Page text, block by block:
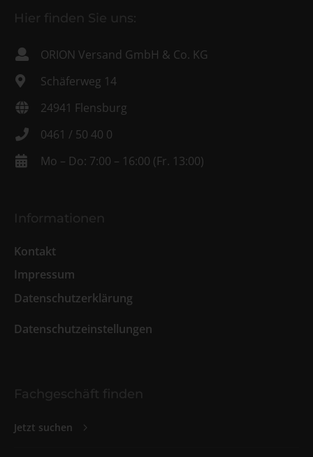
Hier finden Sie uns:
ORION Versand GmbH & Co. KG
Schäferweg 14
24941 Flensburg
0461 / 50 40 0
Mo – Do: 7:00 – 16:00 (Fr. 13:00)
Informationen
Kontakt
Impressum
Datenschutzerklärung
Datenschutzeinstellungen
Fachgeschäft finden
Jetzt suchen